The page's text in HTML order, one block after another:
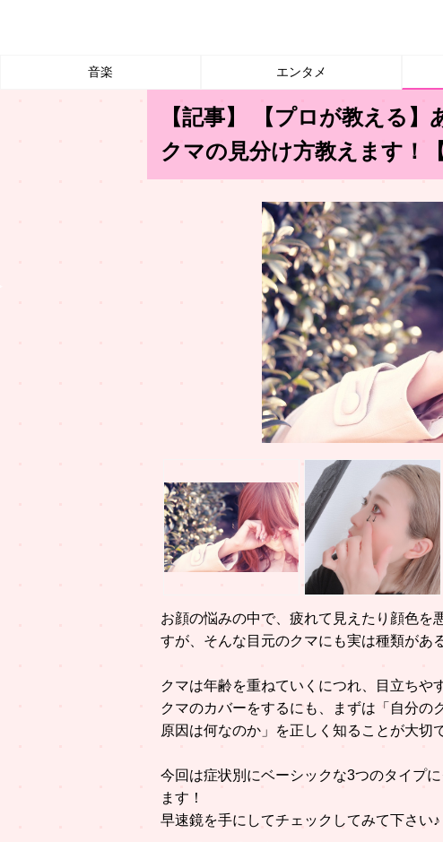
音楽 エンタメ
【記事】 【プロが教える
クマの見分け方教えます！
お顔の悩みの中で、疲れて見えたり顔色を
すが、そんな目元のクマにも実は種類があ
クマは年齢を重ねていくにつれ、目立ちや
クマのカバーをするにも、まずは「自分の
原因は何なのか」を正しく知ることが大切
今回は症状別にベーシックな3つのタイプ
ます！
早速鏡を手にしてチェックしてみて下さい♪